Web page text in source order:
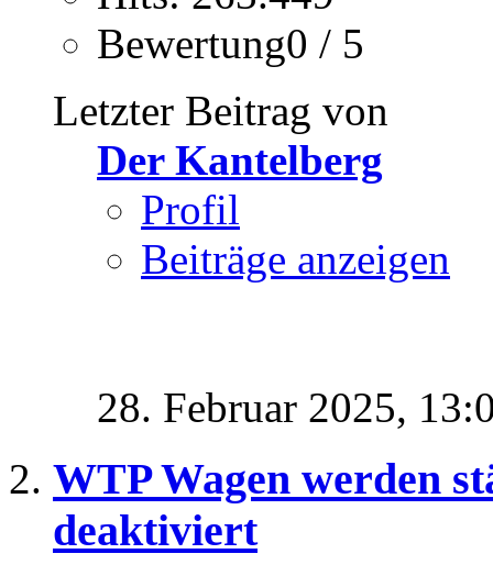
Bewertung0 / 5
Letzter Beitrag von
Der Kantelberg
Profil
Beiträge anzeigen
28. Februar 2025,
WTP Wagen werden
deaktiviert